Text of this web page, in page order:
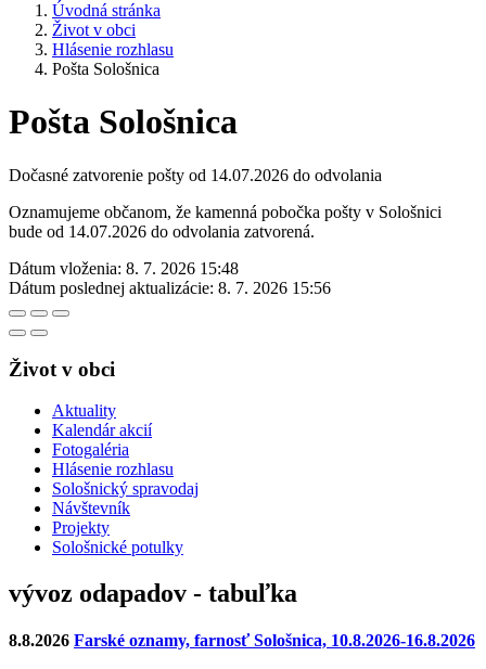
Úvodná stránka
Život v obci
Hlásenie rozhlasu
Pošta Sološnica
Pošta Sološnica
Dočasné zatvorenie pošty od 14.07.2026 do odvolania
Oznamujeme občanom, že kamenná pobočka pošty v Sološnici
bude od 14.07.2026 do odvolania zatvorená.
Dátum vloženia: 8. 7. 2026 15:48
Dátum poslednej aktualizácie: 8. 7. 2026 15:56
Život v obci
Aktuality
Kalendár akcií
Fotogaléria
Hlásenie rozhlasu
Sološnický spravodaj
Návštevník
Projekty
Sološnické potulky
vývoz odapadov - tabuľka
8.8.2026 Farské oznamy, farnosť Sološnica, 10.8.2026-16.8.2026